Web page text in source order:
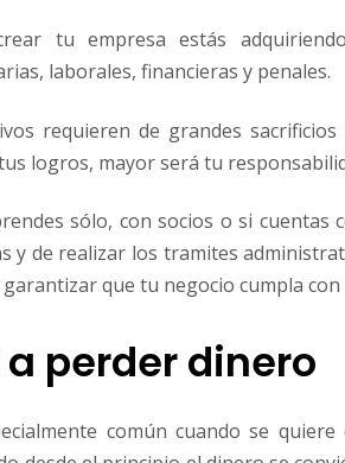
tu empresa estás
laborales, financieras y penales.
requieren de grandes
logros, mayor será tu
sólo, con socios o si cuentas
y de realizar los tramites
que tu negocio cumpla
a perder dinero
común cuando se